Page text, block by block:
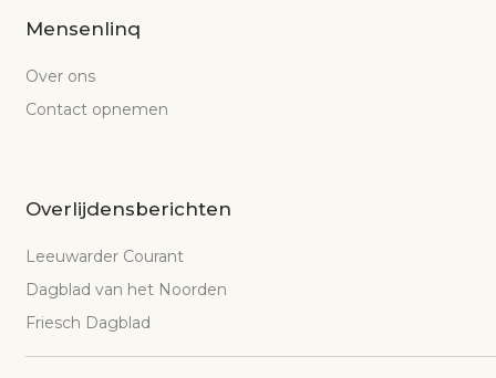
Mensenlinq
Over ons
Contact opnemen
Overlijdensberichten
Leeuwarder Courant
Dagblad van het Noorden
Friesch Dagblad